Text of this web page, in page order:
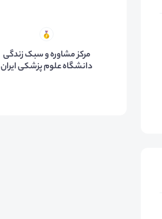
مرکز مشاوره و سبک زندگی
دانشگاه علوم پزشکی ایران